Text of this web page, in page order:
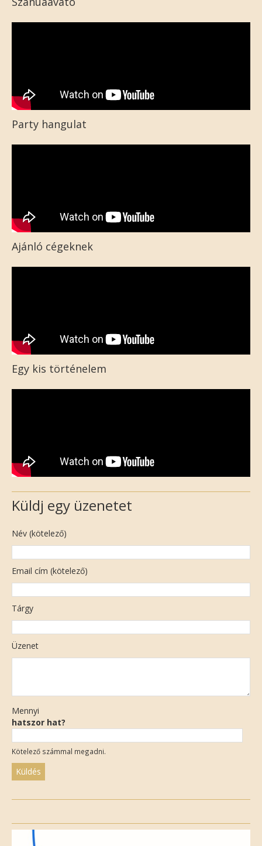
Party hangulat
Ajánló cégeknek
Egy kis történelem
Küldj egy üzenetet
Név (kötelező)
Email cím (kötelező)
Tárgy
Üzenet
Mennyi
hatszor hat?
Kötelező számmal megadni.
field
empty.